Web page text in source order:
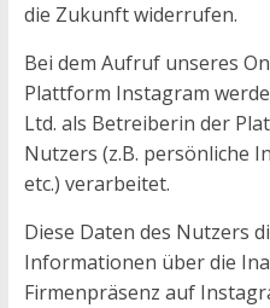
die Zukunft widerrufen.
Bei dem Aufruf unseres
Plattform Instagram
Ltd. als Betreiberin der
Nutzers (z.B. persönliche
etc.) verarbeitet.
Diese Daten des Nutzers
Informationen über die
Firmenpräsenz auf